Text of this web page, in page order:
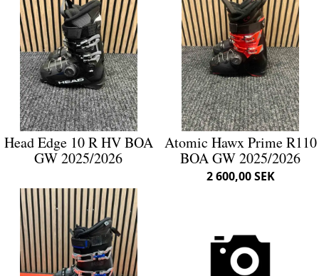
Head Edge 10 R HV BOA
GW 2025/2026
Atomic Hawx Prime R110
BOA GW 2025/2026
2 600,00 SEK